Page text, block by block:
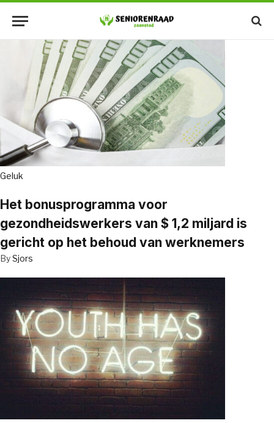
Geluk
Het bonusprogramma voor
gezondheidswerkers van $ 1,2 miljard is
gericht op het behoud van werknemers
BySjors